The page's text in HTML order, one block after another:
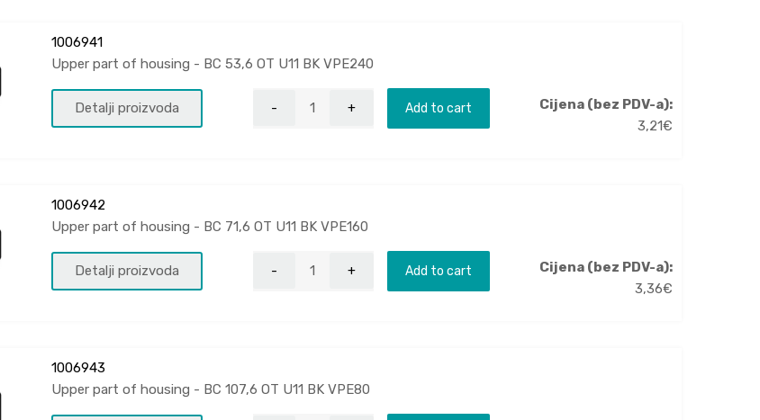
1006941
Upper part of housing - BC 53,6 OT U11 BK VPE240
Detalji proizvoda Add to cart
Cijena (bez PDV-a):
3,21€
1006942
Upper part of housing - BC 71,6 OT U11 BK VPE160
Detalji proizvoda Add to cart
Cijena (bez PDV-a):
3,36€
1006943
Upper part of housing - BC 107,6 OT U11 BK VPE80